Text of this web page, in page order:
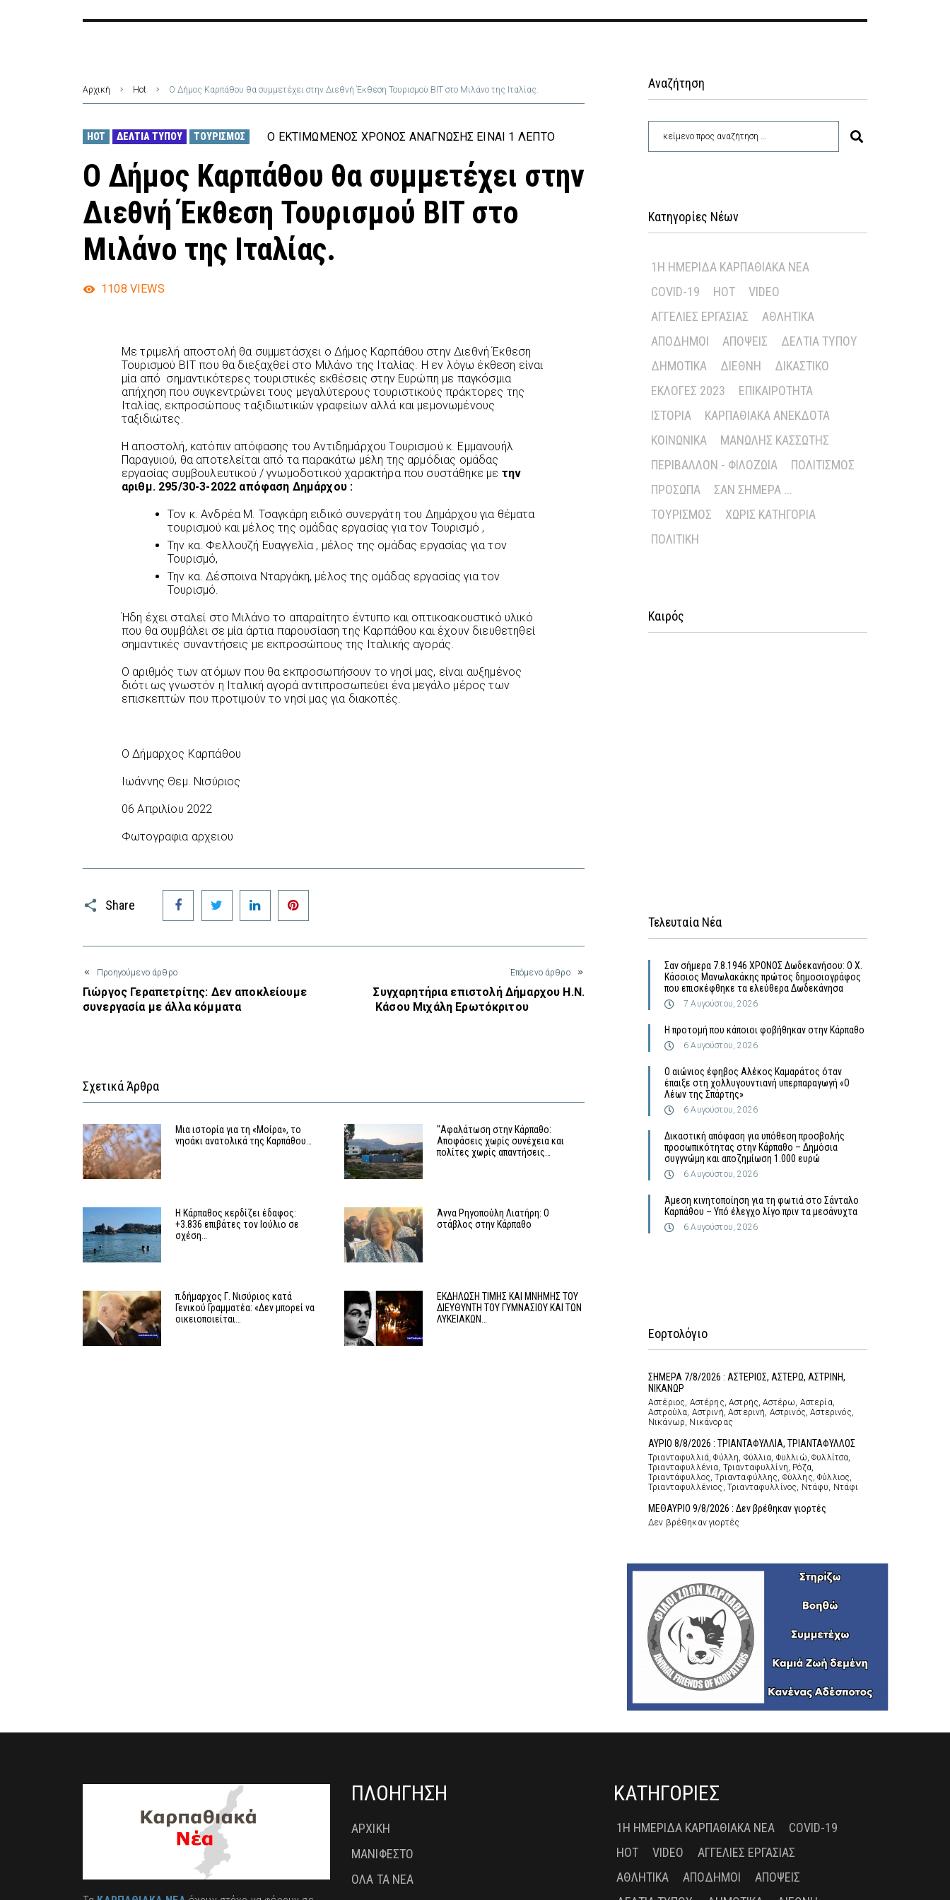
Αρχική Hot Ο Δήμος Καρπάθου θα συμμετέχει στην Διεθνή Έκθεση Τουρισμού BIT στο Μιλάνο της Ιταλίας.
HOT ΔΕΛΤΊΑ ΤΎΠΟΥ ΤΟΥΡΙΣΜΌΣ Ο ΕΚΤΙΜΏΜΕΝΟΣ ΧΡΌΝΟΣ ΑΝΆΓΝΩΣΗΣ ΕΊΝΑΙ 1 ΛΕΠΤΌ
Ο Δήμος Καρπάθου θα συμμετέχει στην
Διεθνή Έκθεση Τουρισμού BIT στο
Μιλάνο της Ιταλίας.
1108 VIEWS
Με τριμελή αποστολή θα συμμετάσχει ο Δήμος Καρπάθου στην Διεθνή Έκθεση
Τουρισμού BIT που θα διεξαχθεί στο Μιλάνο της Ιταλίας. Η εν λόγω έκθεση είναι
μία από σημαντικότερες τουριστικές εκθέσεις στην Ευρώπη με παγκόσμια
απήχηση που συγκεντρώνει τους μεγαλύτερους τουριστικούς πράκτορες της
Ιταλίας, εκπροσώπους ταξιδιωτικών γραφείων αλλά και μεμονωμένους
ταξιδιώτες.
Η αποστολή, κατόπιν απόφασης του Αντιδημάρχου Τουρισμού κ. Εμμανουήλ
Παραγυιού, θα αποτελείται από τα παρακάτω μέλη της αρμόδιας ομάδας
εργασίας συμβουλευτικού / γνωμοδοτικού χαρακτήρα που συστάθηκε με την
αριθμ. 295/30-3-2022 απόφαση Δημάρχου :
Τον κ. Ανδρέα Μ. Τσαγκάρη ειδικό συνεργάτη του Δημάρχου για θέματα
τουρισμού και μέλος της ομάδας εργασίας για τον Τουρισμό ,
Την κα. Φελλουζή Ευαγγελία , μέλος της ομάδας εργασίας για τον
Τουρισμό,
Την κα. Δέσποινα Νταργάκη, μέλος της ομάδας εργασίας για τον
Τουρισμό.
Ήδη έχει σταλεί στο Μιλάνο το απαραίτητο έντυπο και οπτικοακουστικό υλικό
που θα συμβάλει σε μία άρτια παρουσίαση της Καρπάθου και έχουν διευθετηθεί
σημαντικές συναντήσεις με εκπροσώπους της Ιταλικής αγοράς.
Ο αριθμός των ατόμων που θα εκπροσωπήσουν το νησί μας, είναι αυξημένος
διότι ως γνωστόν η Ιταλική αγορά αντιπροσωπεύει ένα μεγάλο μέρος των
επισκεπτών που προτιμούν το νησί μας για διακοπές.
Ο Δήμαρχος Καρπάθου
Ιωάννης Θεμ. Νισύριος
06 Απριλίου 2022
Φωτογραφια αρχειου
Share
Facebook Twitter LinkedIn
Προηγούμενο άρθρο
Γιώργος Γεραπετρίτης: ∆εν αποκλείουµε
συνεργασία µε άλλα κόµµατα
Έπόμενο άρθρο
Συγχαρητήρια επιστολή Δήμαρχου Η.Ν.
Κάσου Μιχάλη Ερωτόκριτου
Σχετικά Άρθρα
Μια ιστορία για τη «Μοίρα», το
νησάκι ανατολικά της Καρπάθου…
"Αφαλάτωση στην Κάρπαθο:
Αποφάσεις χωρίς συνέχεια και
πολίτες χωρίς απαντήσεις…
Η Κάρπαθος κερδίζει έδαφος:
+3.836 επιβάτες τον Ιούλιο σε
σχέση…
Άννα Ρηγοπούλη Λιατήρη: Ο
στάβλος στην Κάρπαθο
π.δήμαρχος Γ. Νισύριος κατά
Γενικού Γραμματέα: «Δεν μπορεί να
οικειοποιείται…
ΕΚΔΗΛΩΣΗ ΤΙΜΗΣ ΚΑΙ ΜΝΗΜΗΣ ΤΟΥ
ΔΙΕΥΘΥΝΤΗ ΤΟΥ ΓΥΜΝΑΣΙΟΥ ΚΑΙ ΤΩΝ
ΛΥΚΕΙΑΚΩΝ…
Αναζήτηση
Κατηγορίες Νέων
1Η ΗΜΕΡΊΔΑ ΚΑΡΠΑΘΙΑΚΆ ΝΈΑ
COVID-19
HOT
VIDEO
ΑΓΓΕΛΊΕΣ ΕΡΓΑΣΊΑΣ
ΑΘΛΗΤΙΚΆ
ΑΠΌΔΗΜΟΙ
ΑΠΌΨΕΙΣ
ΔΕΛΤΊΑ ΤΎΠΟΥ
ΔΗΜΟΤΙΚΆ
ΔΙΕΘΝΉ
ΔΙΚΑΣΤΙΚΌ
ΕΚΛΟΓΈΣ 2023
ΕΠΙΚΑΙΡΌΤΗΤΑ
ΙΣΤΟΡΊΑ
ΚΑΡΠΑΘΙΑΚΆ ΑΝΈΚΔΟΤΑ
ΚΟΙΝΩΝΙΚΆ
ΜΑΝΏΛΗΣ ΚΑΣΣΏΤΗΣ
ΠΕΡΙΒΆΛΛΟΝ - ΦΙΛΟΖΩΊΑ
ΠΟΛΙΤΙΣΜΌΣ
ΠΡΌΣΩΠΑ
ΣΑΝ ΣΉΜΕΡΑ ...
ΤΟΥΡΙΣΜΌΣ
ΧΩΡΊΣ ΚΑΤΗΓΟΡΊΑ
ΠΟΛΙΤΙΚΉ
Καιρός
Τελευταία Νέα
Σαν σήμερα 7.8.1946 ΧΡΟΝΟΣ Δωδεκανήσου: Ο Χ.
Κάσσιος Μανωλακάκης πρώτος δημοσιογράφος
που επισκέφθηκε τα ελεύθερα Δωδεκάνησα
7 Αυγούστου, 2026
Η προτομή που κάποιοι φοβήθηκαν στην Κάρπαθο
6 Αυγούστου, 2026
Ο αιώνιος έφηβος Αλέκος Καμαράτος όταν
έπαιξε στη χολλυγουντιανή υπερπαραγωγή «Ο
Λέων της Σπάρτης»
6 Αυγούστου, 2026
Δικαστική απόφαση για υπόθεση προσβολής
προσωπικότητας στην Κάρπαθο – Δημόσια
συγγνώμη και αποζημίωση 1.000 ευρώ
6 Αυγούστου, 2026
Άμεση κινητοποίηση για τη φωτιά στο Σάνταλο
Καρπάθου – Υπό έλεγχο λίγο πριν τα μεσάνυχτα
6 Αυγούστου, 2026
Εορτολόγιο
ΣΗΜΕΡΑ 7/8/2026 : ΑΣΤΕΡΙΟΣ, ΑΣΤΕΡΩ, ΑΣΤΡΙΝΗ,
ΝΙΚΑΝΩΡ
Αστέριος, Αστέρης, Αστρής, Αστέρω, Αστερία,
Αστρούλα, Αστρινή, Αστερινή, Αστρινός, Αστερινός,
Νικάνωρ, Νικάνορας
ΑΥΡΙΟ 8/8/2026 : ΤΡΙΑΝΤΑΦΥΛΛΙΑ, ΤΡΙΑΝΤΑΦΥΛΛΟΣ
Τριανταφυλλιά, Φύλλη, Φύλλια, Φυλλιώ, Φυλλίτσα,
Τριανταφυλλένια, Τριανταφυλλίνη, Ρόζα,
Τριαντάφυλλος, Τριανταφύλλης, Φύλλης, Φύλλιος,
Τριανταφυλλένιος, Τριανταφυλλίνος, Ντάφυ, Ντάφι
ΜΕΘΑΥΡΙΟ 9/8/2026 : Δεν βρέθηκαν γιορτές
Δεν βρέθηκαν γιορτές
ΠΛΟΗΓΗΣΗ
ΑΡΧΙΚΗ
ΜΑΝΙΦΕΣΤΟ
ΟΛΑ ΤΑ ΝΕΑ
ΚΑΤΗΓΟΡΙΕΣ
1Η ΗΜΕΡΊΔΑ ΚΑΡΠΑΘΙΑΚΆ ΝΈΑ
COVID-19
HOT
VIDEO
ΑΓΓΕΛΊΕΣ ΕΡΓΑΣΊΑΣ
ΑΘΛΗΤΙΚΆ
ΑΠΌΔΗΜΟΙ
ΑΠΌΨΕΙΣ